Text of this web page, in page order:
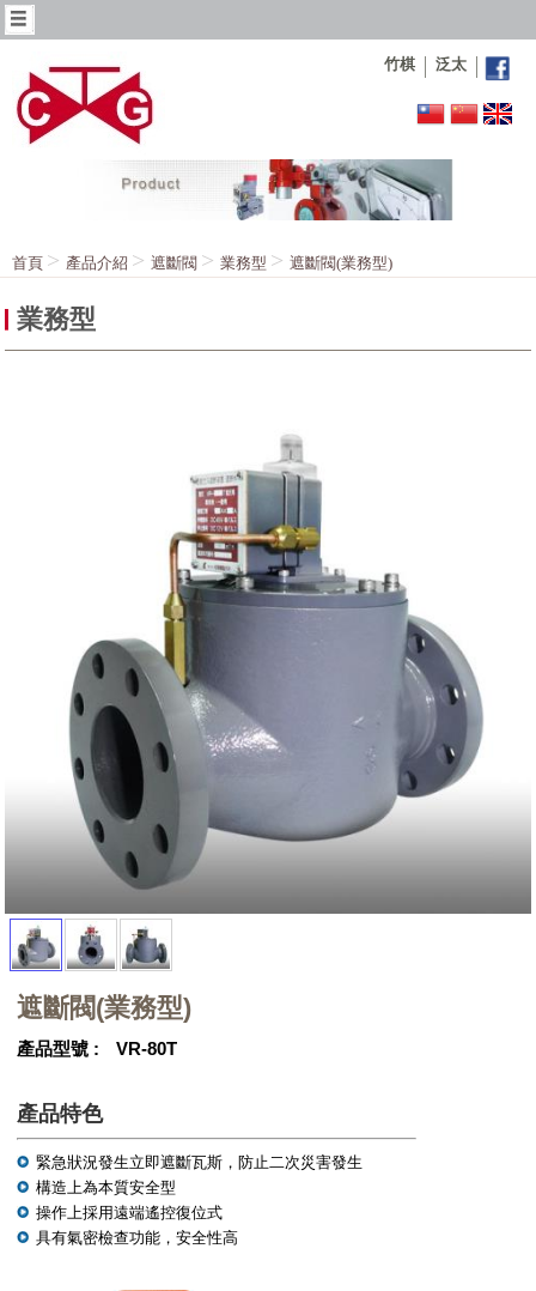
竹棋 泛太
首頁 產品介紹 遮斷閥 業務型 遮斷閥(業務型)
業務型
遮斷閥(業務型)
產品型號 VR-80T
產品特色
緊急狀況發生立即遮斷瓦斯，防止二次災害發生
構造上為本質安全型
操作上採用遠端遙控復位式
具有氣密檢查功能，安全性高